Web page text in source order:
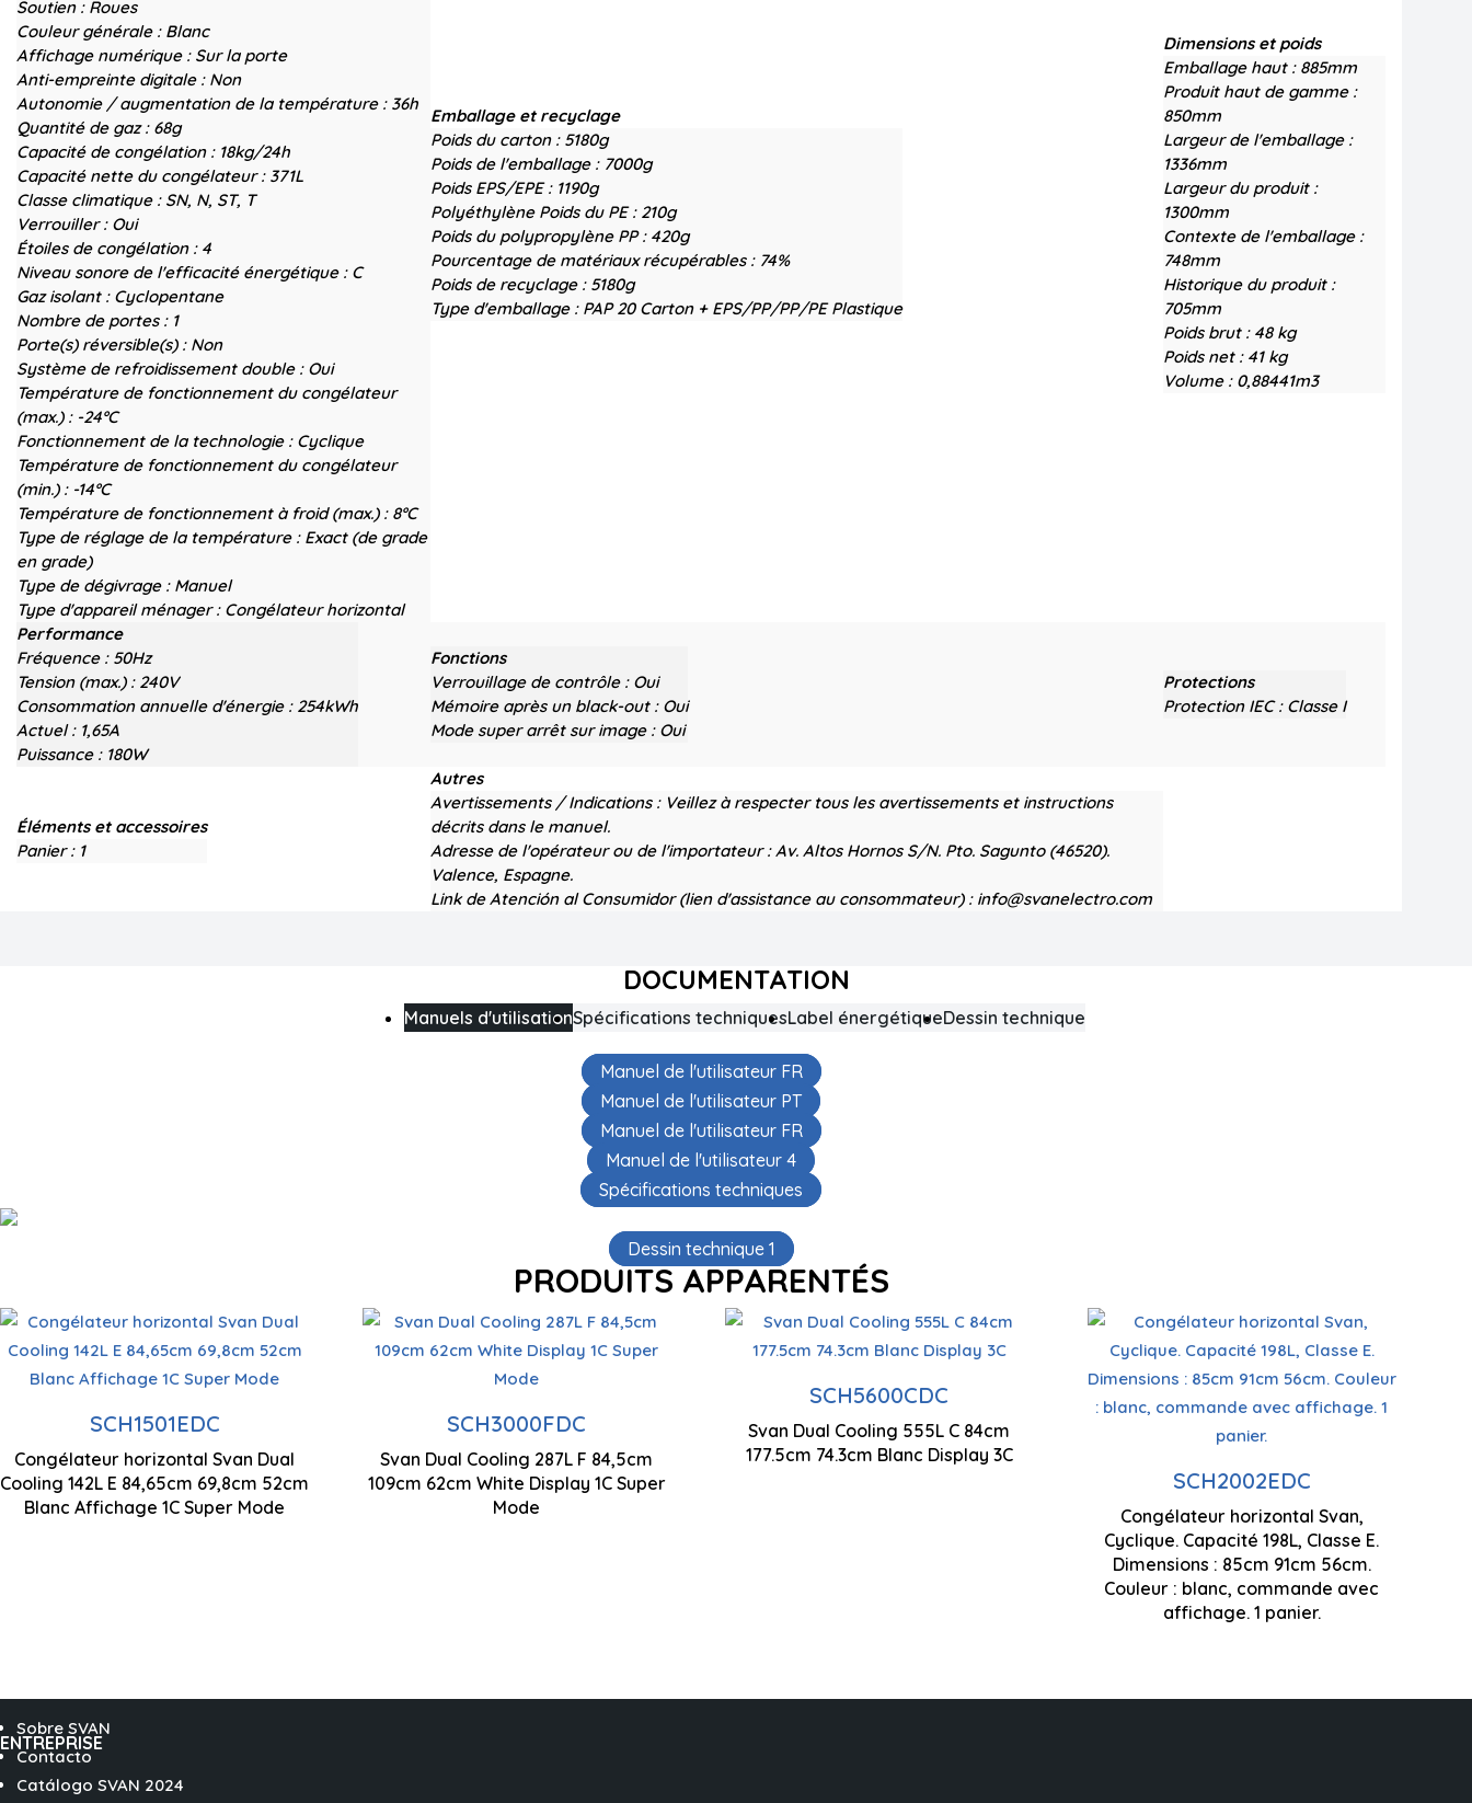
Soutien : Roues
Couleur générale : Blanc
Affichage numérique : Sur la porte
Anti-empreinte digitale : Non
Autonomie / augmentation de la température : 36h
Quantité de gaz : 68g
Capacité de congélation : 18kg/24h
Capacité nette du congélateur : 371L
Classe climatique : SN, N, ST, T
Verrouiller : Oui
Étoiles de congélation : 4
Niveau sonore de l'efficacité énergétique : C
Gaz isolant : Cyclopentane
Nombre de portes : 1
Porte(s) réversible(s) : Non
Système de refroidissement double : Oui
Température de fonctionnement du congélateur
(max.) : -24ºC
Fonctionnement de la technologie : Cyclique
Température de fonctionnement du congélateur
(min.) : -14ºC
Température de fonctionnement à froid (max.) : 8ºC
Type de réglage de la température : Exact (de grade
en grade)
Type de dégivrage : Manuel
Type d'appareil ménager : Congélateur horizontal
Emballage et recyclage
Poids du carton : 5180g
Poids de l'emballage : 7000g
Poids EPS/EPE : 1190g
Polyéthylène Poids du PE : 210g
Poids du polypropylène PP : 420g
Pourcentage de matériaux récupérables : 74%
Poids de recyclage : 5180g
Type d'emballage : PAP 20 Carton + EPS/PP/PP/PE Plastique
Dimensions et poids
Emballage haut : 885mm
Produit haut de gamme :
850mm
Largeur de l'emballage :
1336mm
Largeur du produit :
1300mm
Contexte de l'emballage :
748mm
Historique du produit :
705mm
Poids brut : 48 kg
Poids net : 41 kg
Volume : 0,88441m3
Performance
Fréquence : 50Hz
Tension (max.) : 240V
Consommation annuelle d'énergie : 254kWh
Actuel : 1,65A
Puissance : 180W
Fonctions
Verrouillage de contrôle : Oui
Mémoire après un black-out : Oui
Mode super arrêt sur image : Oui
Protections
Protection IEC : Classe I
Éléments et accessoires
Panier : 1
Autres
Avertissements / Indications : Veillez à respecter tous les avertissements et instructions
décrits dans le manuel.
Adresse de l'opérateur ou de l'importateur :Av. Altos Hornos S/N. Pto. Sagunto (46520).
Valence, Espagne.
Link de Atención al Consumidor (lien d'assistance au consommateur) : info@svanelectro.com
DOCUMENTATION
Manuels d'utilisationSpécifications techniquesLabel énergétiqueDessin technique
Manuel de l'utilisateur FR
Manuel de l'utilisateur PT
Manuel de l'utilisateur FR
Manuel de l'utilisateur 4
Spécifications techniques
Dessin technique 1
PRODUITS APPARENTÉS
SCH1501EDC
Congélateur horizontal Svan Dual
Cooling 142L E 84,65cm 69,8cm 52cm
Blanc Affichage 1C Super Mode
Capacité 142 litres
Double système de
refroidissement
Contrôle de l'affichage
846,5 x 698 x 520 mm
SCH3000FDC
Svan Dual Cooling 287L F 84,5cm
109cm 62cm White Display 1C Super
Mode
Capacité 28 litres
Double système de
refroidissement
Contrôle de l'affichage
SCH5600CDC
Svan Dual Cooling 555L C 84cm
177.5cm 74.3cm Blanc Display 3C
Capacité 555 litres
Technologie cyclique
Double système de
refroidissement
Contrôle de l'affichage
SCH2002EDC
Congélateur horizontal Svan,
Cyclique. Capacité 198L, Classe E.
Dimensions : 85cm 91cm 56cm.
Couleur : blanc, commande avec
affichage. 1 panier.
Technologie cyclique
refroidissement
par LED
Super Mode
ENTREPRISE
Sobre SVAN
Contacto
Catálogo SVAN 2024